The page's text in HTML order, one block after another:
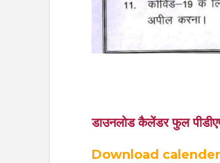
डाउनलोड कैलेंडर फुल
Download